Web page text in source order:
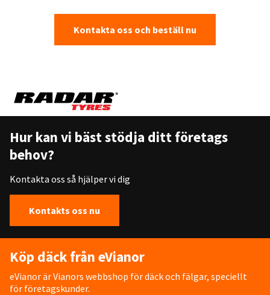
Kontakta oss och beställ nu
Hur kan vi bäst stödja ditt företags
behov?
Kontakta oss så hjälper vi dig
Kontakts oss nu
Köp däck från eVianor
eVianor är Vianors webbshop för däck och fälgar, speciellt
för företagskunder.